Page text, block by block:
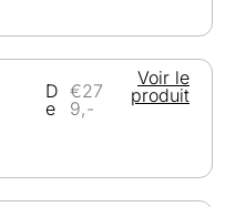
D
e
€27
9,-
Voir le
produit